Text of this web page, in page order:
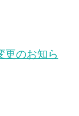
更のお知ら